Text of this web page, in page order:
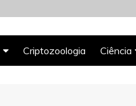
Criptozoologia Ciência